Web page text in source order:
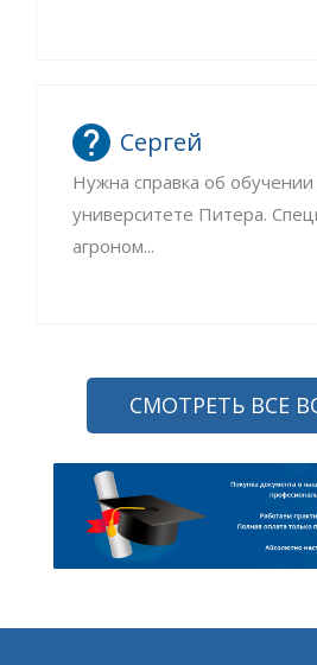
Сергей
Нужна справка об
университете Питера.
агроном...
СМОТРЕТЬ ВСЕ